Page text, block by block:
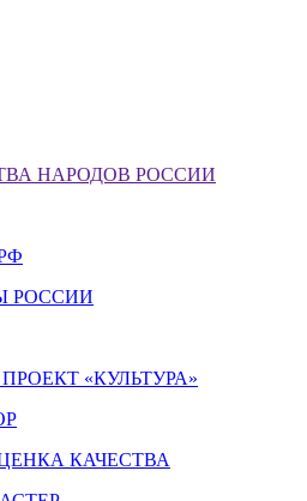
НАРОДОВ РОССИИ
РОССИИ
«КУЛЬТУРА»
КАЧЕСТВА